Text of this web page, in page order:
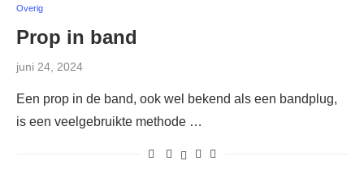
Overig
Prop in band
juni 24, 2024
Een prop in de band, ook wel bekend als een bandplug,
is een veelgebruikte methode …